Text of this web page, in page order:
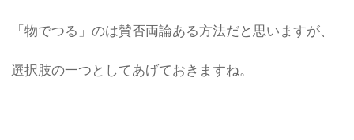
「物でつる」のは賛否両論ある方法だと思いますが、
選択肢の一つとしてあげておきますね。